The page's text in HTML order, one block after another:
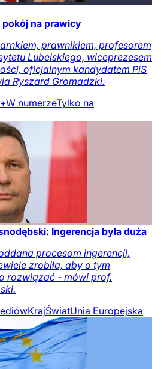
na prawicy
prawnikiem, profesorem
Lubelskiego, wiceprezesem
oficjalnym kandydatem PiS
Ryszard Gromadzki.
W numerzeTylko na
Ingerencja była duża
procesom ingerencji,
zrobiła, aby o tym
rozwiązać - mówi prof.
KrajŚwiatUnia Europejska